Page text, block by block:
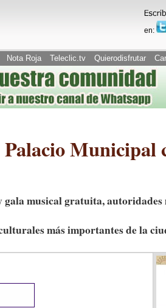
en:
Nota Roja Teleclic.tv Quierodisfrutar
Municipal
musical gratuita,
más importantes de la